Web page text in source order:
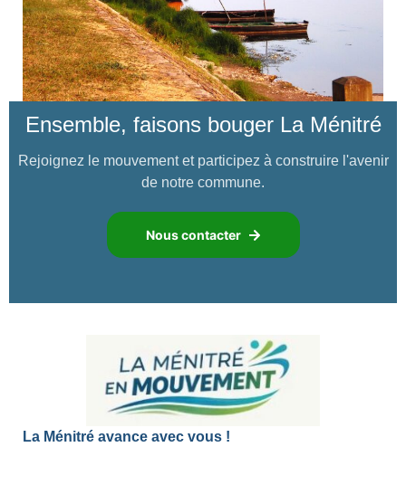
Ensemble, faisons bouger La Ménitré
Rejoignez le mouvement et participez à construire l'avenir
de notre commune.
Nous contacter
La Ménitré avance avec vous !